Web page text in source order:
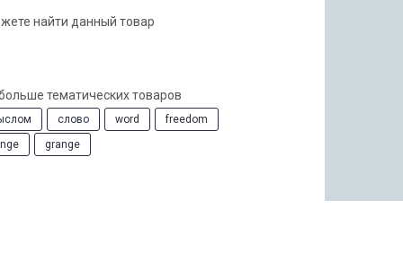
найти данный товар
тематических товаров
слово word
freedom
grange